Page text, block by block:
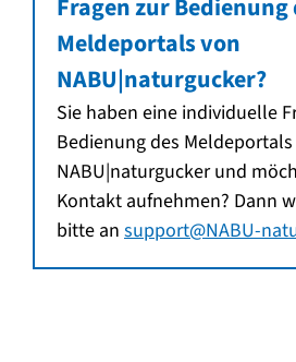
Fragen zur Bedienung
Meldeportals von
NABU|naturgucker?
Sie haben eine individuelle
Bedienung des
NABU|naturgucker und
Kontakt aufnehmen? Dann
bitte an support@NABU-